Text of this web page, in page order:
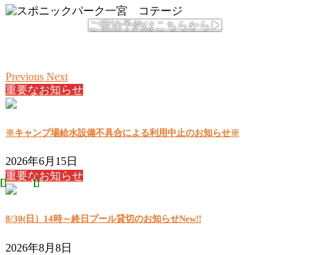
ご宿泊予約はこちらから▶
Previous Next
重要なお知らせ
※キャンプ場給水設備不具合による利用中止のお知らせ※
2026年6月15日
重要なお知らせ
8/30(日）14時～終日プール貸切のお知らせNew!!
2026年8月8日